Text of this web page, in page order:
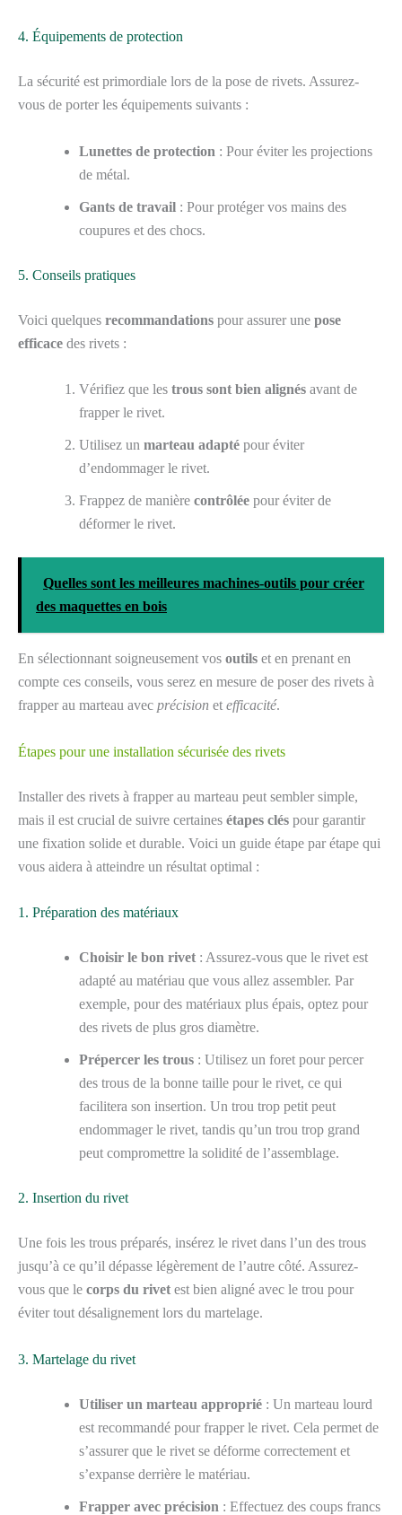
4. Équipements de protection
La sécurité est primordiale lors de la pose de rivets. Assurez-
vous de porter les équipements suivants :
Lunettes de protection : Pour éviter les projections
de métal.
Gants de travail : Pour protéger vos mains des
coupures et des chocs.
5. Conseils pratiques
Voici quelques recommandations pour assurer une pose
efficace des rivets :
Vérifiez que les trous sont bien alignés avant de
frapper le rivet.
Utilisez un marteau adapté pour éviter
d’endommager le rivet.
Frappez de manière contrôlée pour éviter de
déformer le rivet.
Quelles sont les meilleures machines-outils pour créer
des maquettes en bois
En sélectionnant soigneusement vos outils et en prenant en
compte ces conseils, vous serez en mesure de poser des rivets à
frapper au marteau avec précision et efficacité.
Étapes pour une installation sécurisée des rivets
Installer des rivets à frapper au marteau peut sembler simple,
mais il est crucial de suivre certaines étapes clés pour garantir
une fixation solide et durable. Voici un guide étape par étape qui
vous aidera à atteindre un résultat optimal :
1. Préparation des matériaux
Choisir le bon rivet : Assurez-vous que le rivet est
adapté au matériau que vous allez assembler. Par
exemple, pour des matériaux plus épais, optez pour
des rivets de plus gros diamètre.
Prépercer les trous : Utilisez un foret pour percer
des trous de la bonne taille pour le rivet, ce qui
facilitera son insertion. Un trou trop petit peut
endommager le rivet, tandis qu’un trou trop grand
peut compromettre la solidité de l’assemblage.
2. Insertion du rivet
Une fois les trous préparés, insérez le rivet dans l’un des trous
jusqu’à ce qu’il dépasse légèrement de l’autre côté. Assurez-
vous que le corps du rivet est bien aligné avec le trou pour
éviter tout désalignement lors du martelage.
3. Martelage du rivet
Utiliser un marteau approprié : Un marteau lourd
est recommandé pour frapper le rivet. Cela permet de
s’assurer que le rivet se déforme correctement et
s’expanse derrière le matériau.
Frapper avec précision : Effectuez des coups francs